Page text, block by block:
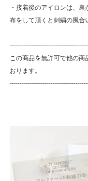
・接着後のアイロンは、
布をして頂くと刺繍の風合
この商品を無許可で他の
おります。